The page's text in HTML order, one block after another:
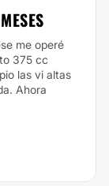
me operé
375 cc
las vi altas
Ahora